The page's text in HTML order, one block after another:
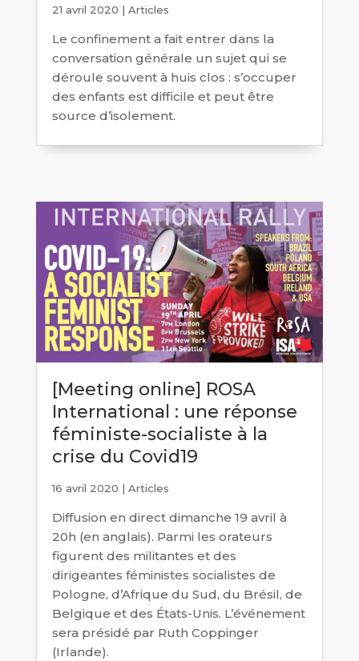
21 avril 2020 | Articles
Le confinement a fait entrer dans la
conversation générale un sujet qui se
déroule souvent à huis clos : s’occuper
des enfants est difficile et peut être
source d’isolement.
[Meeting online] ROSA
International : une réponse
féministe-socialiste à la
crise du Covid19
16 avril 2020 | Articles
Diffusion en direct dimanche 19 avril à
20h (en anglais). Parmi les orateurs
figurent des militantes et des
dirigeantes féministes socialistes de
Pologne, d’Afrique du Sud, du Brésil, de
Belgique et des États-Unis. L’événement
sera présidé par Ruth Coppinger
(Irlande).